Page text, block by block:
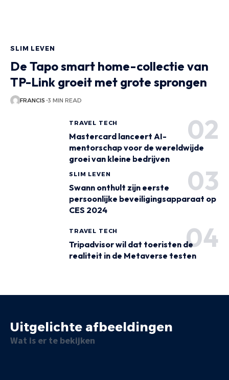
SLIM LEVEN
De Tapo smart home-collectie van
TP-Link groeit met grote sprongen
FRANCIS 3 MIN READ
TRAVEL TECH
Mastercard lanceert AI-
mentorschap voor de wereldwijde
groei van kleine bedrijven
SLIM LEVEN
Swann onthult zijn eerste
persoonlijke beveiligingsapparaat op
CES 2024
TRAVEL TECH
Tripadvisor wil dat toeristen de
realiteit in de Metaverse testen
Uitgelichte afbeeldingen
Wat is er te bekijken